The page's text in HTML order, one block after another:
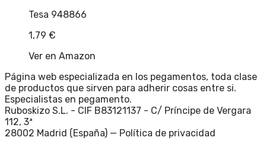
Tesa 948866
1,79 €
Ver en Amazon
Página web especializada en los pegamentos, toda clase
de productos que sirven para adherir cosas entre si.
Especialistas en pegamento.
Ruboskizo S.L. - CIF B83121137 - C/ Príncipe de Vergara
112, 3ª
28002 Madrid (España) — Política de privacidad